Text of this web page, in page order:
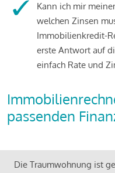
Kann ich mir
welchen Zinsen
Immobilienkredit-
erste Antwort auf
einfach Rate und
passenden
Die Traumwohnung ist